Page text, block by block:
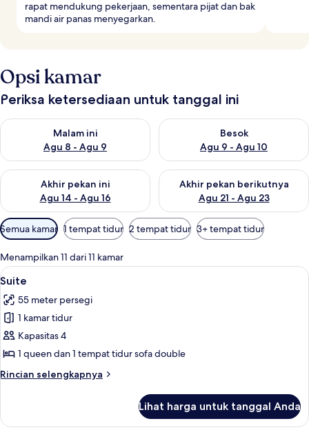
rapat mendukung pekerjaan, sementara pijat dan bak
mandi air panas menyegarkan.
Opsi kamar
Periksa ketersediaan untuk tanggal ini
Malam ini
Agu 8 - Agu 9
Periksa ketersediaan untuk malam ini Agu 8 - Agu 9
Besok
Agu 9 - Agu 10
Periksa ketersediaan untuk
Akhir pekan ini
Agu 14 - Agu 16
Periksa ketersediaan untuk akhir pekan ini Agu 14 - Agu 16
Akhir pekan berikutnya
Agu 21 - Agu 23
Periksa ketersediaan untuk
Filter
tersedia
untuk
kamar
Semua kamar 1 tempat tidur 2 tempat tidur 3+ tempat tidur
Menampilkan 11 dari 11 kamar
Lihat
semua
foto
untuk
Suite
Suite | Seprai antialergi, minibar,
4
Suite
55 meter persegi
1 kamar tidur
Kapasitas 4
1 queen dan 1 tempat tidur sofa double
Rincian selengkapnya
Rincian
Suite
Lihat harga untuk tanggal Anda